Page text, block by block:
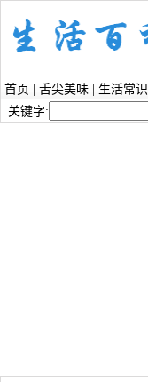
首页 舌尖美味 生活常识
关键字: